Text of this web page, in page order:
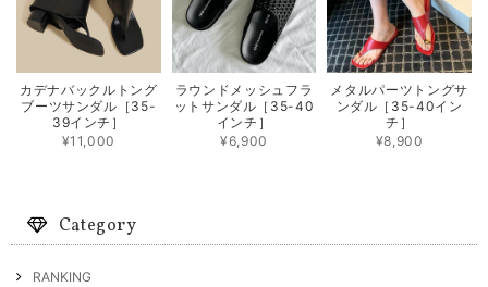
カデナバックルトング
ブーツサンダル［35-
39インチ］
¥11,000
ラウンドメッシュフラ
ットサンダル［35-40
インチ］
¥6,900
メタルパーツトングサ
ンダル［35-40イン
チ］
¥8,900
Category
RANKING